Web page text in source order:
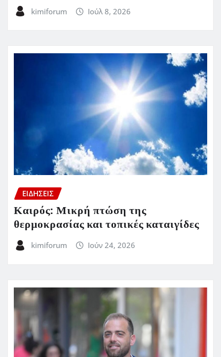
kimiforum Ιούλ 8, 2026
ΕΙΔΗΣΕΙΣ
Καιρός: Μικρή πτώση της
θερμοκρασίας και τοπικές καταιγίδες
kimiforum Ιούν 24, 2026